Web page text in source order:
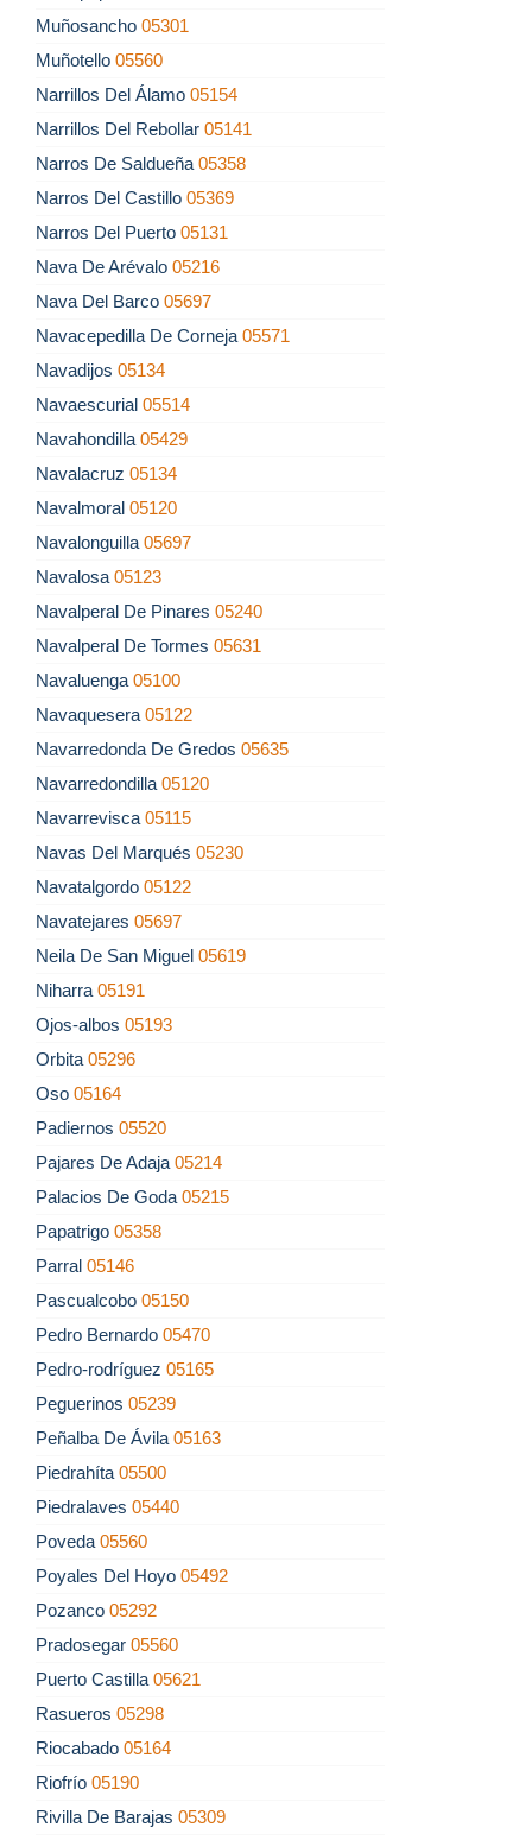
Muñosancho 05301
Muñotello 05560
Narrillos Del Álamo 05154
Narrillos Del Rebollar 05141
Narros De Saldueña 05358
Narros Del Castillo 05369
Narros Del Puerto 05131
Nava De Arévalo 05216
Nava Del Barco 05697
Navacepedilla De Corneja 05571
Navadijos 05134
Navaescurial 05514
Navahondilla 05429
Navalacruz 05134
Navalmoral 05120
Navalonguilla 05697
Navalosa 05123
Navalperal De Pinares 05240
Navalperal De Tormes 05631
Navaluenga 05100
Navaquesera 05122
Navarredonda De Gredos 05635
Navarredondilla 05120
Navarrevisca 05115
Navas Del Marqués 05230
Navatalgordo 05122
Navatejares 05697
Neila De San Miguel 05619
Niharra 05191
Ojos-albos 05193
Orbita 05296
Oso 05164
Padiernos 05520
Pajares De Adaja 05214
Palacios De Goda 05215
Papatrigo 05358
Parral 05146
Pascualcobo 05150
Pedro Bernardo 05470
Pedro-rodríguez 05165
Peguerinos 05239
Peñalba De Ávila 05163
Piedrahíta 05500
Piedralaves 05440
Poveda 05560
Poyales Del Hoyo 05492
Pozanco 05292
Pradosegar 05560
Puerto Castilla 05621
Rasueros 05298
Riocabado 05164
Riofrío 05190
Rivilla De Barajas 05309